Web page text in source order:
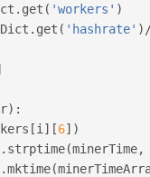
'workers' )
'hashrate'
6])